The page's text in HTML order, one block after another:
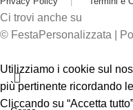
Ci trovi anche su
© FestaPersonalizzata |
Utilizziamo i cookie sul
più pertinente ricordando
Cliccando su “Accetta